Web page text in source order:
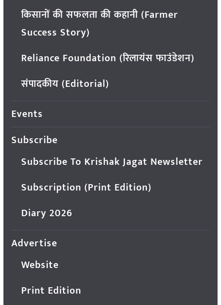
किसानों की सफलता की कहानी (Farmer
Success Story)
Reliance Foundation (रिलायंस फाउंडेशन)
संपादकीय (Editorial)
Events
Subscribe
Subscribe To Krishak Jagat Newsletter
Subscription (Print Edition)
Diary 2026
Advertise
Website
Print Edition